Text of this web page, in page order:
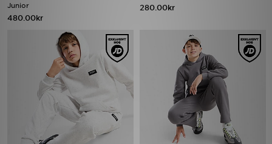
Junior
480.00kr
280.00kr